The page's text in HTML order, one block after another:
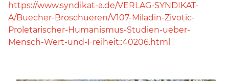
https://www.syndikat-a.de/VERLAG-SYNDIKAT-
A/Buecher-Broschueren/V107-Miladin-Zivotic-
Proletarischer-Humanismus-Studien-ueber-
Mensch-Wert-und-Freiheit::40206.html